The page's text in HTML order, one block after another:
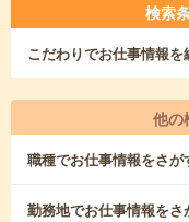
検索
こだわりでお仕事情報を
他の
職種でお仕事情報をさが
勤務地でお仕事情報をさ